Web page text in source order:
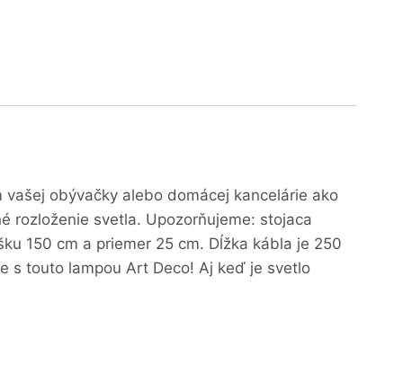
obývačky alebo domácej kancelárie ako
rozloženie svetla. Upozorňujeme: stojaca
150 cm a priemer 25 cm. Dĺžka kábla je 250
s touto lampou Art Deco! Aj keď je svetlo